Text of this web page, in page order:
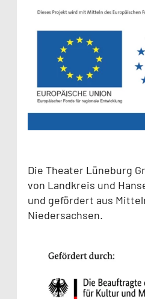
Die Theater Lüneburg
von Landkreis und
und gefördert aus
Niedersachsen.